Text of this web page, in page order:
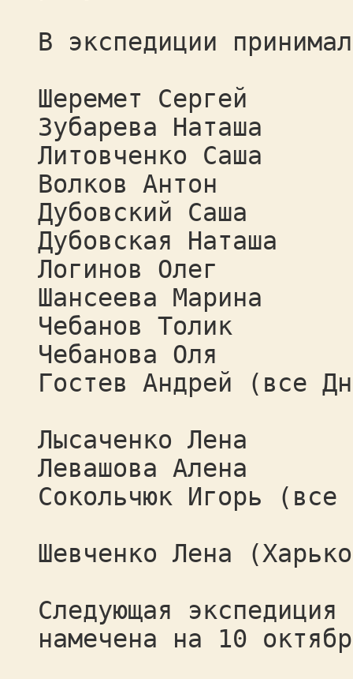
В экспедиции
Шеремет Сергей
Зубарева Наташа
Литовченко Саша
Волков Антон
Дубовский Саша
Дубовская Наташа
Логинов Олег
Шансеева Марина
Чебанов Толик
Чебанова Оля
Гостев Андрей (все
Лысаченко Лена
Левашова Алена
Сокольчюк Игорь (все
Шевченко Лена
Следующая
намечена на 10